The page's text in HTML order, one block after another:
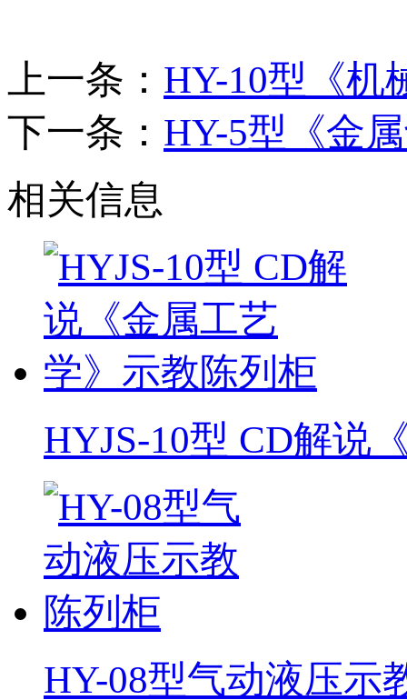
上一条： HY-10型《机
下一条： HY-5型《金
相关信息
HYJS-10型 CD解说
HY-08型气动液压示